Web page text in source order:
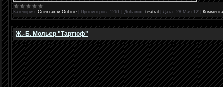
Категория: Спектакли OnLine Просмотров: 1261 Добавил: teatral Дата: 28 Мая 12
Ж.-Б. Мольер "Тартюф"